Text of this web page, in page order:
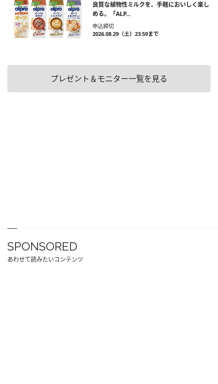
良質な植物性ミルクを、手軽においしく楽し
める。「ALP...
申込締切
2026.08.29（土）23:59まで
プレゼント＆モニター一覧を見る
SPONSORED
あわせて読みたいコンテンツ